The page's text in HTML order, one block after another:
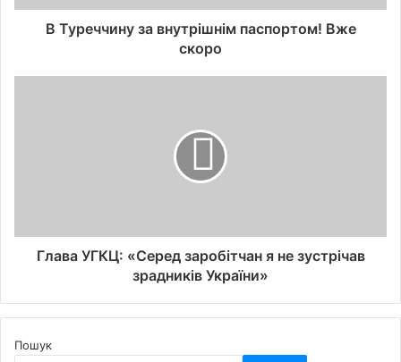
В Туреччину за внутрішнім паспортом! Вже
скоро
Глава УГКЦ: «Серед заробітчан я не зустрічав
зрадників України»
Пошук